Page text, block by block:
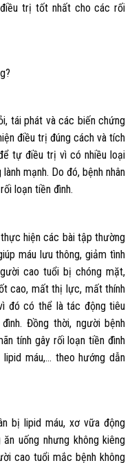
trị tốt nhất cho các rối
tái phát và các biến chứng
điều trị đúng cách và tích
tự điều trị vì có nhiều loại
mạnh. Do đó, bệnh nhân
loạn tiền đình.
hiện các bài tập thường
máu lưu thông, giảm tình
cao tuổi bị chóng mặt,
cao, mất thị lực, mất thính
đó có thể là tác động tiêu
Đồng thời, người bệnh
tính gây rối loạn tiền đình
máu,… theo hướng dẫn
bị lipid máu, xơ vữa động
uống nhưng không kiêng
cao tuổi mắc bệnh không